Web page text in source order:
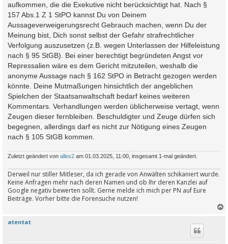
aufkommen, die die Exekutive nicht berücksichtigt hat. Nach §
157 Abs.1 Z 1 StPO kannst Du von Deinem
Aussageverweigerungsrecht Gebrauch machen, wenn Du der
Meinung bist, Dich sonst selbst der Gefahr strafrechtlicher
Verfolgung auszusetzen (z.B. wegen Unterlassen der Hilfeleistung
nach § 95 StGB). Bei einer berechtigt begründeten Angst vor
Repressalien wäre es dem Gericht mitzuteilen, weshalb die
anonyme Aussage nach § 162 StPO in Betracht gezogen werden
könnte. Deine Mutmaßungen hinsichtlich der angeblichen
Spielchen der Staatsanwaltschaft bedarf keines weiteren
Kommentars. Verhandlungen werden üblicherweise vertagt, wenn
Zeugen dieser fernbleiben. Beschuldigter und Zeuge dürfen sich
begegnen, allerdings darf es nicht zur Nötigung eines Zeugen
nach § 105 StGB kommen.
Zuletzt geändert von alles2 am 01.03.2025, 11:00, insgesamt 1-mal geändert.
Derweil nur stiller Mitleser, da ich gerade von Anwälten schikaniert wurde.
Keine Anfragen mehr nach deren Namen und ob Ihr deren Kanzlei auf
Google negativ bewerten sollt. Gerne melde ich mich per PN auf Eure
Beiträge. Vorher bitte die Forensuche nutzen!
atentat